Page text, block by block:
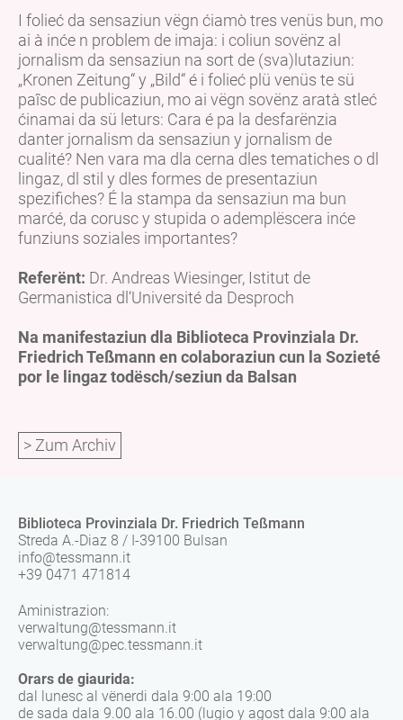
I folieć da sensaziun vëgn ćiamò tres venüs bun, mo
ai à inće n problem de imaja: i coliun sovënz al
jornalism da sensaziun na sort de (sva)lutaziun:
„Kronen Zeitung“ y „Bild“ é i folieć plü venüs te sü
paîsc de publicaziun, mo ai vëgn sovënz aratà stleć
ćinamai da sü leturs: Cara é pa la desfarënzia
danter jornalism da sensaziun y jornalism de
cualité? Nen vara ma dla cerna dles tematiches o dl
lingaz, dl stil y dles formes de presentaziun
spezifiches? É la stampa da sensaziun ma bun
marćé, da corusc y stupida o ademplëscera inće
funziuns soziales importantes?
Referënt: Dr. Andreas Wiesinger, Istitut de
Germanistica dl‘Université da Desproch
Na manifestaziun dla Biblioteca Provinziala Dr.
Friedrich Teßmann en colaboraziun cun la Sozieté
por le lingaz todësch/seziun da Balsan
> Zum Archiv
Biblioteca Provinziala Dr. Friedrich Teßmann
Streda A.-Diaz 8 / I-39100 Bulsan
info@tessmann.it
+39 0471 471814
Aministrazion:
verwaltung@tessmann.it
verwaltung@pec.tessmann.it
Orars de giaurida:
dal lunesc al vënerdi dala 9:00 ala 19:00
de sada dala 9.00 ala 16.00 (lugio y agost dala 9:00 ala